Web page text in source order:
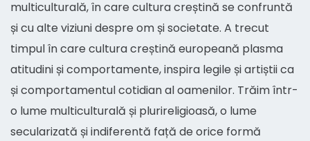
multiculturală, în care cultura creștină se confruntă
și cu alte viziuni despre om și societate. A trecut
timpul în care cultura creștină europeană plasma
atitudini și comportamente, inspira legile și artiștii ca
și comportamentul cotidian al oamenilor. Trăim într-
o lume multiculturală și plurireligioasă, o lume
secularizată și indiferentă față de orice formă